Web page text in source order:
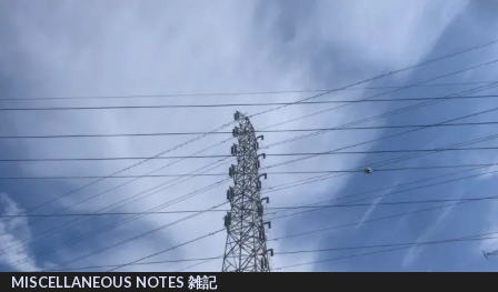
MISCELLANEOUS NOTES 雑記